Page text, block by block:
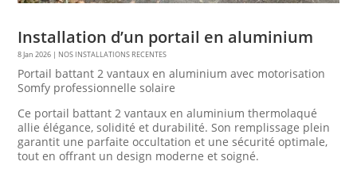
Installation d’un portail en aluminium
8 Jan 2026 | NOS INSTALLATIONS RECENTES
Portail battant 2 vantaux en aluminium avec motorisation
Somfy professionnelle solaire
Ce portail battant 2 vantaux en aluminium thermolaqué
allie élégance, solidité et durabilité. Son remplissage plein
garantit une parfaite occultation et une sécurité optimale,
tout en offrant un design moderne et soigné.